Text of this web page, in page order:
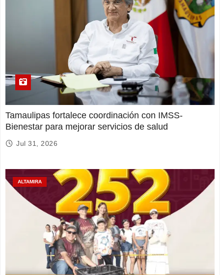
Tamaulipas fortalece coordinación con IMSS-
Bienestar para mejorar servicios de salud
Jul 31, 2026
ALTAMIRA